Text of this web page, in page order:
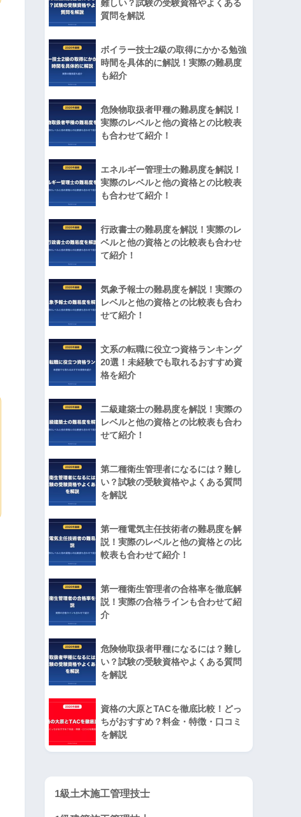
難しい？試験の受験資格やよくある
質問を解説
ボイラー技士2級の取得にかかる勉強
時間を具体的に解説！実際の難易度
も紹介
危険物取扱者甲種の難易度を解説！
実際のレベルと他の資格との比較表
も合わせて紹介！
エネルギー管理士の難易度を解説！
実際のレベルと他の資格との比較表
も合わせて紹介！
行政書士の難易度を解説！実際のレ
ベルと他の資格との比較表も合わせ
て紹介！
気象予報士の難易度を解説！実際の
レベルと他の資格との比較表も合わ
せて紹介！
文系の転職に役立つ資格ランキング
20選！未経験でも取れるおすすめ資
格を紹介
二級建築士の難易度を解説！実際の
レベルと他の資格との比較表も合わ
せて紹介！
第二種衛生管理者になるには？難し
い？試験の受験資格やよくある質問
を解説
第一種電気主任技術者の難易度を解
説！実際のレベルと他の資格との比
較表も合わせて紹介！
第一種衛生管理者の合格率を徹底解
説！実際の合格ラインも合わせて紹
介
危険物取扱者甲種になるには？難し
い？試験の受験資格やよくある質問
を解説
資格の大原とTACを徹底比較！どっ
ちがおすすめ？料金・特徴・口コミ
を解説
1級土木施工管理技士